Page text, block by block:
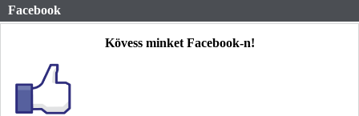
Facebook
Kövess minket Facebook-n!